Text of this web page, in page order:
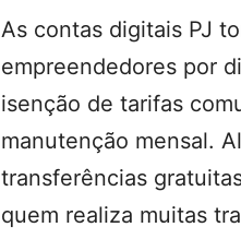
As contas digitais PJ
empreendedores por
isenção de tarifas
manutenção mensal.
transferências
quem realiza muitas